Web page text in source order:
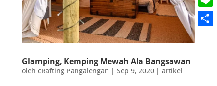
Glamping, Kemping Mewah Ala Bangsawan
oleh cRafting Pangalengan | Sep 9, 2020| artikel
Line